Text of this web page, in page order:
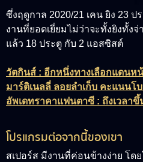
ซึ่งฤดูกาล 2020/21 เคน ยิง 23 ป
งานที่ยอดเยี่ยมไม่ว่าจะทั้งยิงทั้ง
แล้ว 18 ประตู กับ 2 แอสซิสต์
วัตกินส์ : อีกหนึ่งทางเลือกแดนห
มาร์ติเนลลี่ ลอยลำเก็บ คะแนนโ
อัพเดทราคาแฟนตาซี : ถึงเวลา
โปรแกรมต่อจากนี้ของเขา
สเปอร์ส มีงานที่ค่อนข้างง่าย โด